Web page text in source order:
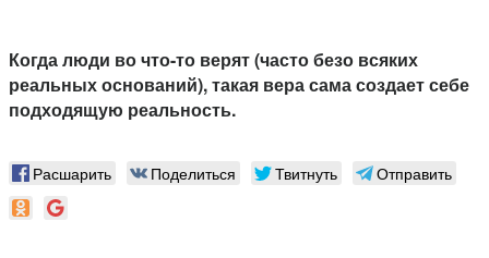
Когда люди во что-то верят (часто безо всяких
реальных оснований), такая вера сама создает себе
подходящую реальность.
Расшарить Поделиться Твитнуть Отправить